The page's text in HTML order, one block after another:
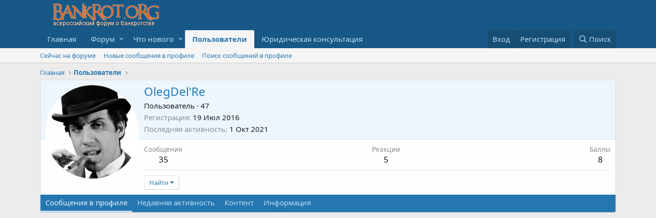
Главная Форум Что нового Пользователи Юридическая консультация Вход Регистрация Поиск
Сейчас на форуме Новые сообщения в профиле
Поиск сообщений в профиле
Главная
Пользователи
OlegDel'Re
Пользователь · 47
Регистрация 19 Июл 2016
Последняя активность 1 Окт 2021
Сообщения
35
Реакции
5
Баллы
8
Найти
Сообщения в профиле Недавняя активность Контент Информация